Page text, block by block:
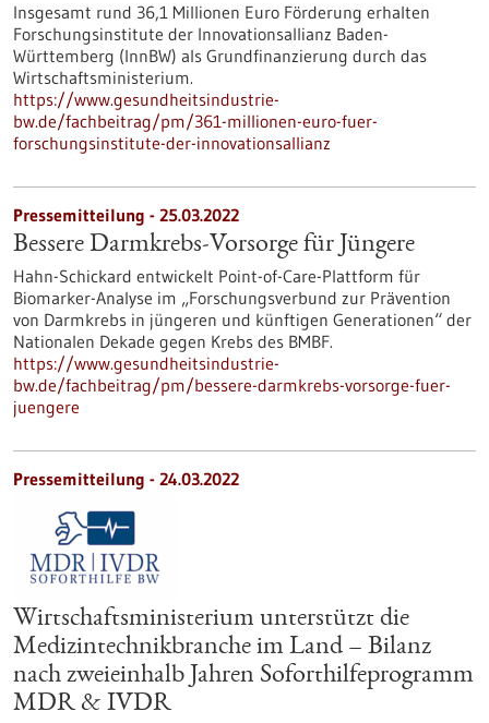
Insgesamt rund 36,1 Millionen Euro Förderung erhalten
Forschungsinstitute der Innovationsallianz Baden-
Württemberg (InnBW) als Grundfinanzierung durch das
Wirtschaftsministerium.
https://www.gesundheitsindustrie-
bw.de/fachbeitrag/pm/361-millionen-euro-fuer-
forschungsinstitute-der-innovationsallianz
Pressemitteilung - 25.03.2022
Bessere Darmkrebs-Vorsorge für Jüngere
Hahn-Schickard entwickelt Point-of-Care-Plattform für
Biomarker-Analyse im „Forschungsverbund zur Prävention
von Darmkrebs in jüngeren und künftigen Generationen“ der
Nationalen Dekade gegen Krebs des BMBF.
https://www.gesundheitsindustrie-
bw.de/fachbeitrag/pm/bessere-darmkrebs-vorsorge-fuer-
juengere
Pressemitteilung - 24.03.2022
Wirtschaftsministerium unterstützt die
Medizintechnikbranche im Land – Bilanz
nach zweieinhalb Jahren Soforthilfeprogramm
MDR & IVDR